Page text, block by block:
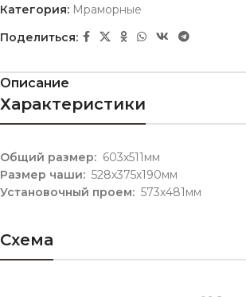
Категория: Мраморные
Поделиться:
Описание
Характеристики
Общий размер: 603х511мм
Размер чаши: 528х375х190мм
Установочный проем: 573х481мм
Схема